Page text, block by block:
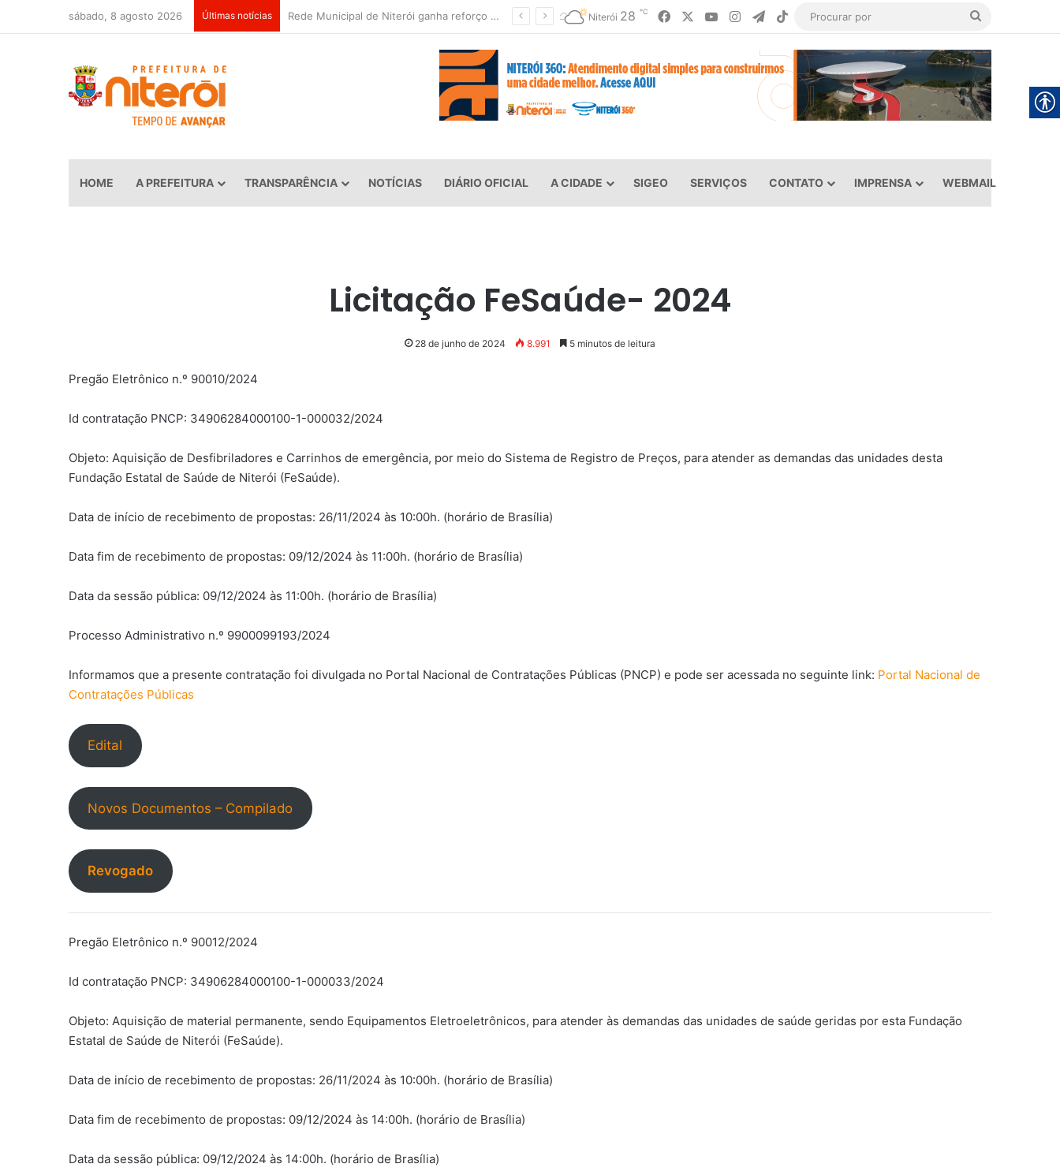
sábado, 8 agosto 2026 Últimas notícias Rede Municipal de Niterói ganha reforço de 300 agentes de apoio escolar Niterói 28 ℃ FacebookYouTubeInstagramTelegram
TikTok
HOME A PREFEITURA TRANSPARÊNCIA NOTÍCIAS DIÁRIO OFICIAL A CIDADE SIGEO SERVIÇOS CONTATO IMPRENSA WEBMAIL
Licitação FeSaúde- 2024
28 de junho de 2024 8.991 5 minutos de leitura
Pregão Eletrônico n.º 90010/2024
Id contratação PNCP: 34906284000100-1-000032/2024
Objeto: Aquisição de Desfibriladores e Carrinhos de emergência, por meio do Sistema de Registro de Preços, para atender as demandas das unidades desta
Fundação Estatal de Saúde de Niterói (FeSaúde).
Data de início de recebimento de propostas: 26/11/2024 às 10:00h. (horário de Brasília)
Data fim de recebimento de propostas: 09/12/2024 às 11:00h. (horário de Brasília)
Data da sessão pública: 09/12/2024 às 11:00h. (horário de Brasília)
Processo Administrativo n.º 9900099193/2024
Informamos que a presente contratação foi divulgada no Portal Nacional de Contratações Públicas (PNCP) e pode ser acessada no seguinte link: Portal Nacional de
Contratações Públicas
Edital
Novos Documentos – Compilado
Revogado
Pregão Eletrônico n.º 90012/2024
Id contratação PNCP: 34906284000100-1-000033/2024
Objeto: Aquisição de material permanente, sendo Equipamentos Eletroeletrônicos, para atender às demandas das unidades de saúde geridas por esta Fundação
Estatal de Saúde de Niterói (FeSaúde).
Data de início de recebimento de propostas: 26/11/2024 às 10:00h. (horário de Brasília)
Data fim de recebimento de propostas: 09/12/2024 às 14:00h. (horário de Brasília)
Data da sessão pública: 09/12/2024 às 14:00h. (horário de Brasília)